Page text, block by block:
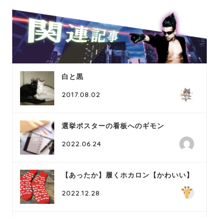
白と黒
2017.08.02
選挙ポスターの看板へのギモン
2022.06.24
【あったか】履くホカロン【かわいい】
2022.12.28